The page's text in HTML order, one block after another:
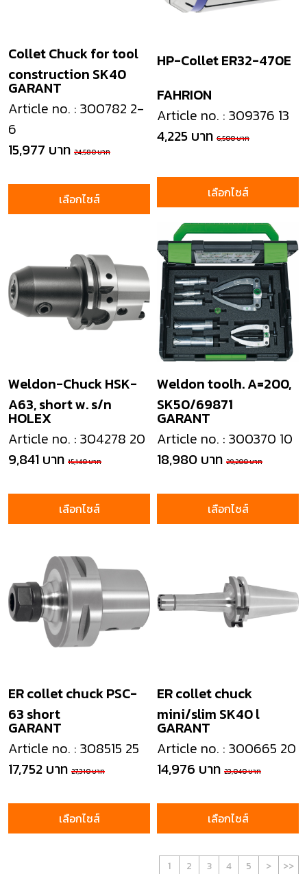
GARANT
Collet Chuck for tool
construction SK40
Article no. : 300782 2-
6
15,977 บาท 24,580 บาท
เลือกไซส์
FAHRION
HP-Collet ER32-470E
Article no. : 309376 13
4,225 บาท 6,500 บาท
เลือกไซส์
HOLEX
Weldon-Chuck HSK-
A63, short w. s/n
Article no. : 304278 20
9,841 บาท 15,140 บาท
เลือกไซส์
GARANT
Weldon toolh. A=200,
SK50/69871
Article no. : 300370 10
18,980 บาท 29,200 บาท
เลือกไซส์
GARANT
ER collet chuck PSC-
63 short
Article no. : 308515 25
17,752 บาท 27,310 บาท
เลือกไซส์
GARANT
ER collet chuck
mini/slim SK40 l
Article no. : 300665 20
14,976 บาท 23,040 บาท
เลือกไซส์
1 2 3 4 5 > >>